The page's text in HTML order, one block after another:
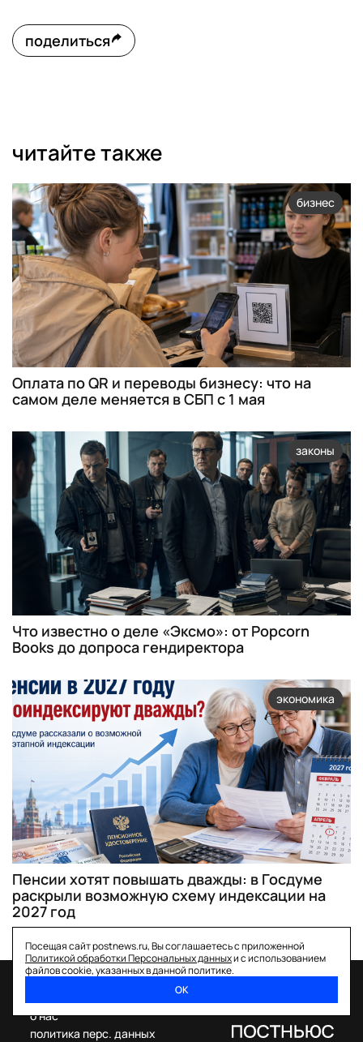
поделиться
читайте также
бизнес
Оплата по QR и переводы бизнесу: что на
самом деле меняется в СБП с 1 мая
законы
Что известно о деле «Эксмо»: от Popcorn
Books до допроса гендиректора
экономика
Пенсии хотят повышать дважды: в Госдуме
раскрыли возможную схему индексации на
2027 год
Посещая сайт postnews.ru, Вы соглашаетесь с приложенной
Политикой обработки Персональных данныхи с использованием
файлов cookie, указанных в данной политике.
ОК
о нас
политика перс. данных